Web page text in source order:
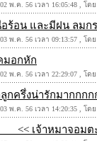
พ.ค. 56 เวลา 16:05:48 , โด
อร้อน และมีฝน ลมก
พ.ค. 56 เวลา 09:13:57 , โด
มอกหัก
พ.ค. 56 เวลา 22:29:07 , โ
ลูกครึ่งน่ารักมากกกก
พ.ค. 56 เวลา 14:20:35 , โด
เจ้าหมาจอ